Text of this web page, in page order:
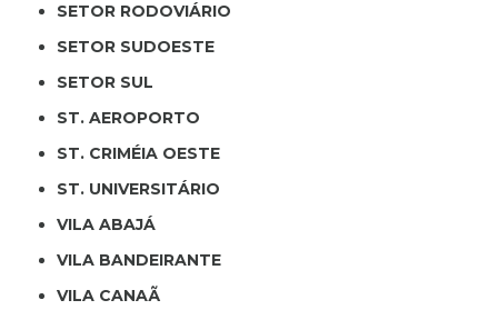
SETOR RODOVIÁRIO
SETOR SUDOESTE
SETOR SUL
ST. AEROPORTO
ST. CRIMÉIA OESTE
ST. UNIVERSITÁRIO
VILA ABAJÁ
VILA BANDEIRANTE
VILA CANAÃ